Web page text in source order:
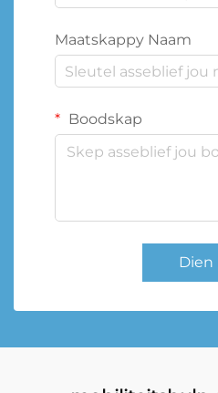
Maatskappy Naam
Boodskap
Dien